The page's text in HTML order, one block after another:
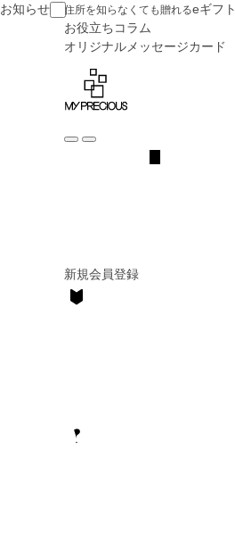
住所を知らなくても贈れるeギフト
お役立ちコラム
オリジナル メッセージカード
新規会員登録
お知らせ